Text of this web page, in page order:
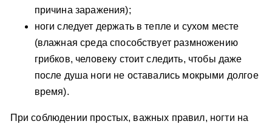
причина заражения);
ноги следует держать в тепле и сухом месте
(влажная среда способствует размножению
грибков, человеку стоит следить, чтобы даже
после душа ноги не оставались мокрыми долгое
время).
При соблюдении простых, важных правил, ногти на